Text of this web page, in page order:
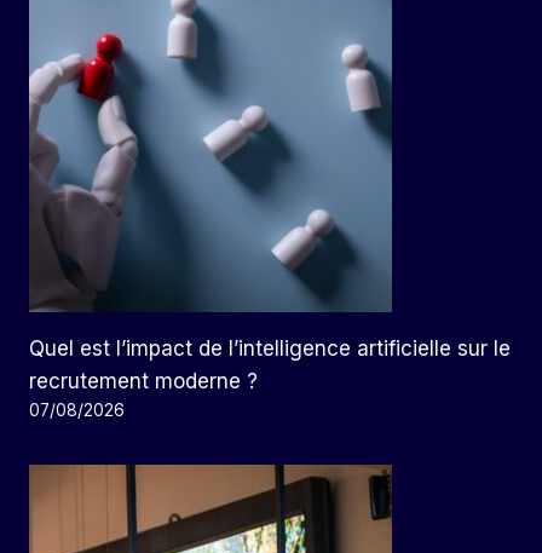
Quel est l’impact de l’intelligence artificielle sur le
recrutement moderne ?
07/08/2026